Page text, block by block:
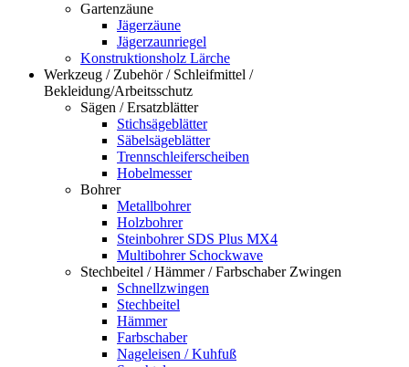
Gartenzäune
Jägerzäune
Jägerzaunriegel
Konstruktionsholz Lärche
Werkzeug / Zubehör / Schleifmittel /
Bekleidung/Arbeitsschutz
Sägen / Ersatzblätter
Stichsägeblätter
Säbelsägeblätter
Trennschleiferscheiben
Hobelmesser
Bohrer
Metallbohrer
Holzbohrer
Steinbohrer SDS Plus MX4
Multibohrer Schockwave
Stechbeitel / Hämmer / Farbschaber Zwingen
Schnellzwingen
Stechbeitel
Hämmer
Farbschaber
Nageleisen / Kuhfuß